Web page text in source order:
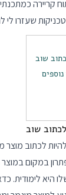
קריירה
שעזרו לי
שוב
לכתוב
במקום
היא לימודית.